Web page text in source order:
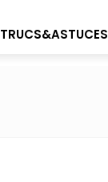
TRUCS&ASTUCES